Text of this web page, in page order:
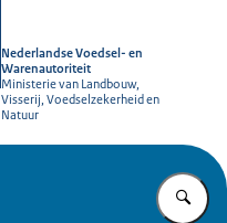
Nederlandse Voedsel- en
Warenautoriteit
Ministerie van Landbouw,
Visserij, Voedselzekerheid en
Natuur